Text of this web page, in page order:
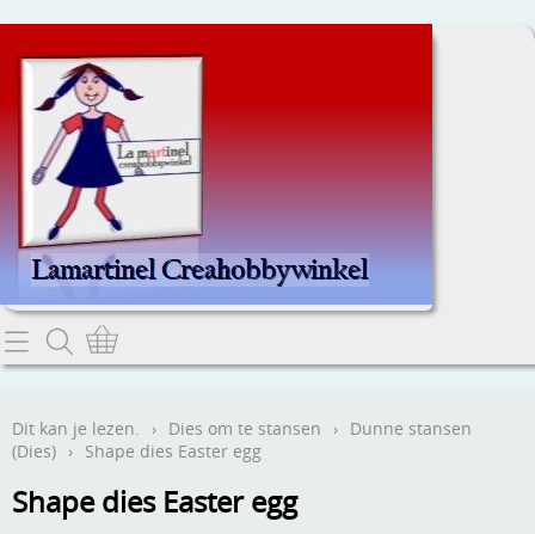
Home
Contact
Webwinkel
Dit kan je lezen. › Dies om te stansen › Dunne stansen
(Dies) › Shape dies Easter egg
Shape dies Easter egg